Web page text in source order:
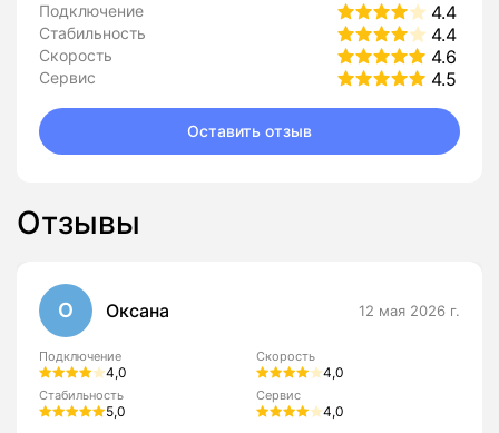
Подключение 4.4
Стабильность 4.4
Скорость 4.6
Сервис 4.5
Оставить отзыв
Отзывы
О Оксана 12 мая 2026 г.
Подключение
4,0
Скорость
4,0
Стабильность
5,0
Сервис
4,0